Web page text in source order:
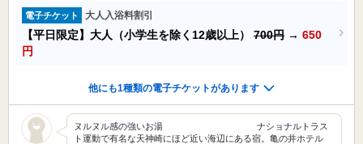
電子チケット 大人入浴料割引
【平日限定】大人（小学生を除く12歳以上） 700円 → 650
円
他にも1種類の電子チケットがあります
ヌルヌル感の強いお湯 ナショナルトラス
ト運動で有名な天神崎にほど近い海辺にある宿。亀の井ホテル